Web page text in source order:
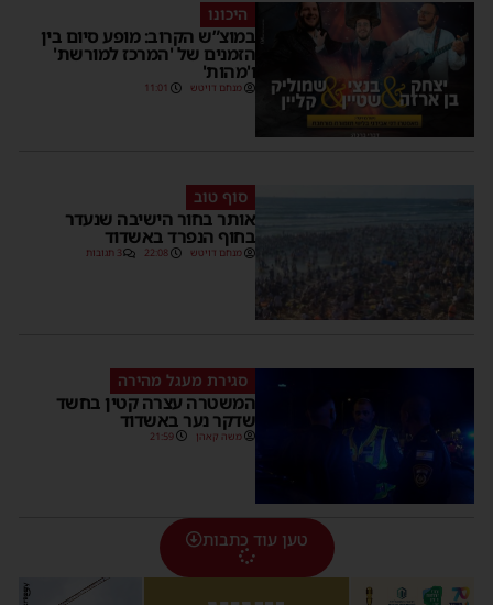
היכונו
במוצ”ש הקרוב: מופע סיום בין
הזמנים של 'המרכז למורשת'
ו'מהות'
מנחם דויטש 11:01
סוף טוב
אותר בחור הישיבה שנעדר
בחוף הנפרד באשדוד
מנחם דויטש 22:08 3 תגובות
סגירת מעגל מהירה
המשטרה עצרה קטין בחשד
שדקר נער באשדוד
משה קאהן 21:59
טען עוד כתבות